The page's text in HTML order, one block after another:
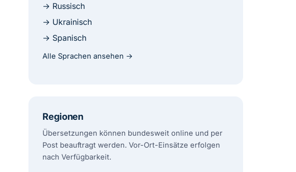
→ Russisch
→ Ukrainisch
→ Spanisch
Alle Sprachen ansehen →
Regionen
Übersetzungen können bundesweit online und per
Post beauftragt werden. Vor-Ort-Einsätze erfolgen
nach Verfügbarkeit.